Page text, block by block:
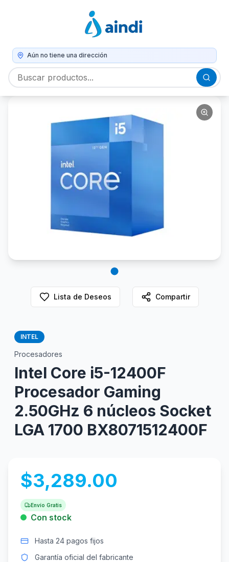
Aún no tiene una dirección
Lista de Deseos Compartir
INTEL
Procesadores
Intel Core i5-12400F
Procesador Gaming
2.50GHz 6 núcleos Socket
LGA 1700 BX8071512400F
$3,289.00
Envío Gratis
Con stock
Hasta 24 pagos fijos
Garantía oficial del fabricante